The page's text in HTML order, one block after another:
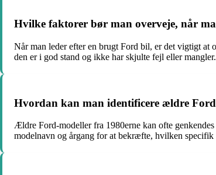
Hvilke faktorer bør man overveje, når
Når man leder efter en brugt Ford bil, er det vigtigt at
den er i god stand og ikke har skjulte fejl eller mangler.
Hvordan kan man identificere ældre
Ældre Ford-modeller fra 1980erne kan ofte
modelnavn og årgang for at bekræfte, hvilken specifik